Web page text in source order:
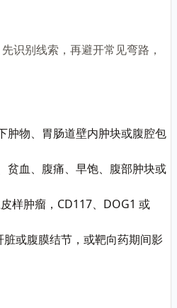
识别线索，再避开常见弯路，
肿物、胃肠道壁内肿块或腹腔包
贫血、腹痛、早饱、腹部肿块或
样肿瘤，CD117、DOG1 或
脏或腹膜结节，或靶向药期间影